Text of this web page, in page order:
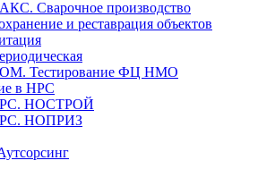
Сварочное производство
и реставрация объектов
Тестирование ФЦ НМО
в НРС
НОСТРОЙ
НОПРИЗ